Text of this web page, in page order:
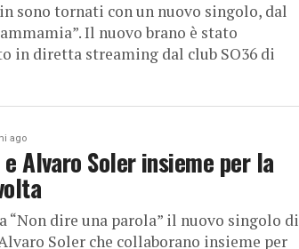
sono tornati con un nuovo singolo, dal
Il nuovo brano è stato
in diretta streaming dal club SO36 di
ago
e Alvaro Soler insieme per la
“Non dire una parola” il nuovo singolo di
Soler che collaborano insieme per